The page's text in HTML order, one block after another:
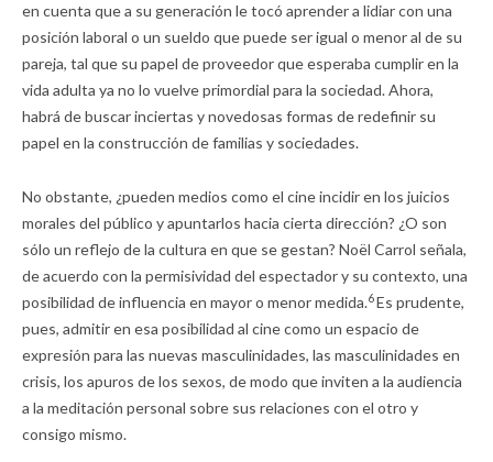
en cuenta que a su generación le tocó aprender a lidiar con una
posición laboral o un sueldo que puede ser igual o menor al de su
pareja, tal que su papel de proveedor que esperaba cumplir en la
vida adulta ya no lo vuelve primordial para la sociedad. Ahora,
habrá de buscar inciertas y novedosas formas de redefinir su
papel en la construcción de familias y sociedades.
No obstante, ¿pueden medios como el cine incidir en los juicios
morales del público y apuntarlos hacia cierta dirección? ¿O son
sólo un reflejo de la cultura en que se gestan? Noël Carrol señala,
de acuerdo con la permisividad del espectador y su contexto, una
posibilidad de influencia en mayor o menor medida.6Es prudente,
pues, admitir en esa posibilidad al cine como un espacio de
expresión para las nuevas masculinidades, las masculinidades en
crisis, los apuros de los sexos, de modo que inviten a la audiencia
a la meditación personal sobre sus relaciones con el otro y
consigo mismo.